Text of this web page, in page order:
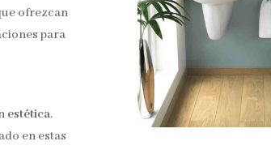
ofrezcan
para
estética.
en estas